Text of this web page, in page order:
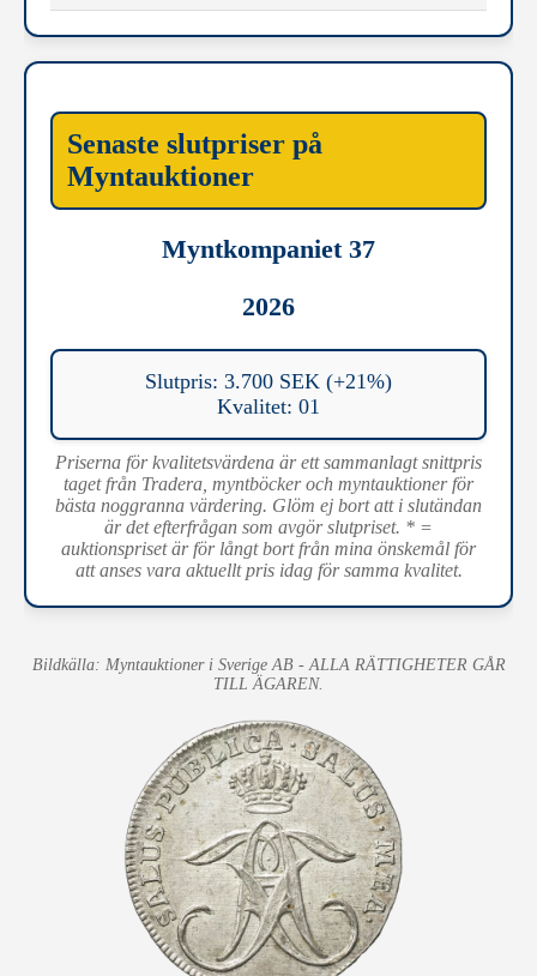
Senaste slutpriser på
Myntauktioner
Myntkompaniet 37
2026
Slutpris: 3.700 SEK (+21%)
Kvalitet: 01
Priserna för kvalitetsvärdena är ett sammanlagt snittpris
taget från Tradera, myntböcker och myntauktioner för
bästa noggranna värdering. Glöm ej bort att i slutändan
är det efterfrågan som avgör slutpriset. * =
auktionspriset är för långt bort från mina önskemål för
att anses vara aktuellt pris idag för samma kvalitet.
Bildkälla: Myntauktioner i Sverige AB - ALLA RÄTTIGHETER GÅR
TILL ÄGAREN.